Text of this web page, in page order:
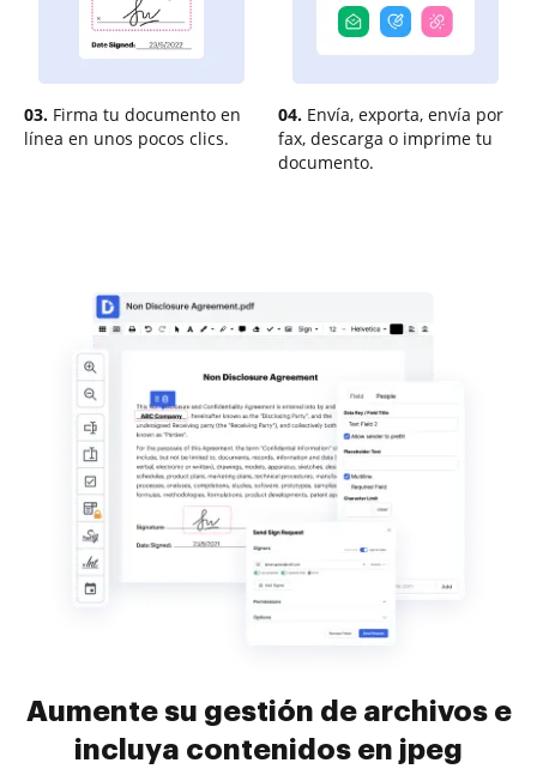
03. Firma tu documento en
línea en unos pocos clics.
04. Envía, exporta, envía por
fax, descarga o imprime tu
documento.
Aumente su gestión de archivos e
incluya contenidos en jpeg